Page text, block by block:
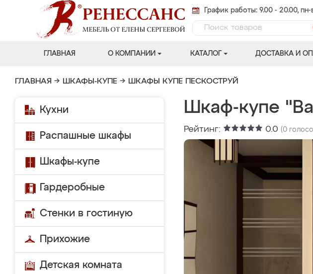
График работы: 9.00 - 20.00, пн-
ГЛАВНАЯ О КОМПАНИИ КАТАЛОГ ДОСТАВКА И
ГЛАВНАЯ → ШКАФЫ-КУПЕ → ШКАФЫ КУПЕ ПЕСКОСТРУЙ
Кухни
Распашные шкафы
Шкафы-купе
Гардеробные
Стенки в гостиную
Прихожие
Детская комната
Шкаф-купе
Рейтинг: 0.0 (0